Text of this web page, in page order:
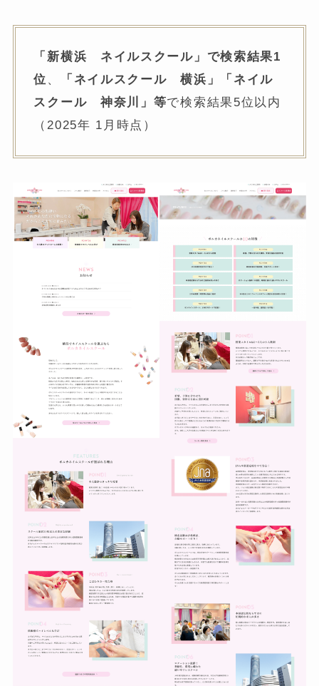
「新横浜 ネイルスクール」で検索結果1
位 、
「ネイルスクール 横浜」「ネイル
スクール 神奈川」等で検索結果5位以内
（2025年 1月時点）